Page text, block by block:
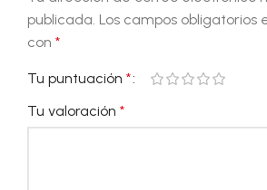
publicada. Los campos obligatorios
con *
Tu puntuación *
Tu valoración *